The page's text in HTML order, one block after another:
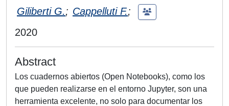
Giliberti G.; Cappelluti F.;
2020
Abstract
Los cuadernos abiertos (Open Notebooks), como los
que pueden realizarse en el entorno Jupyter, son una
herramienta excelente, no solo para documentar los